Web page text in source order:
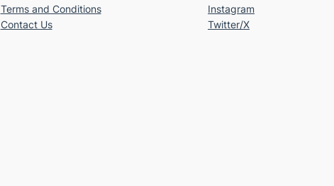
Terms and Conditions
Contact Us
Instagram
Twitter/X